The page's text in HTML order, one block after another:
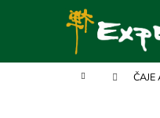
Domů ČAJE
í
Zpět
do
Zpět
do